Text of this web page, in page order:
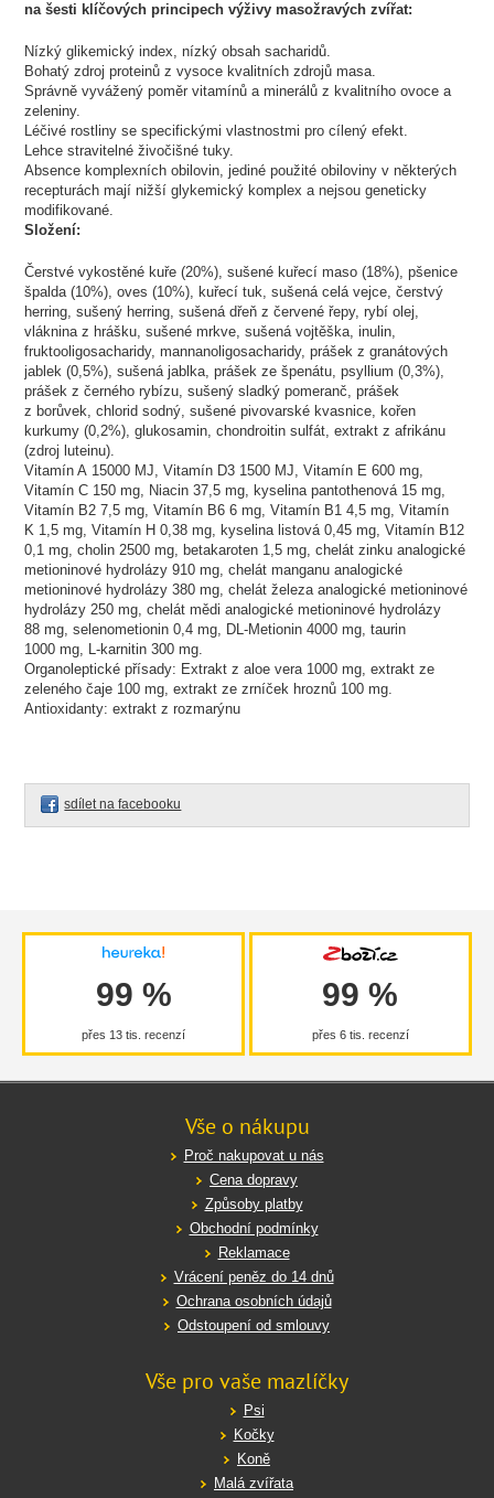
na šesti klíčových principech výživy masožravých zvířat:
Nízký glikemický index, nízký obsah sacharidů.
Bohatý zdroj proteinů z vysoce kvalitních zdrojů masa.
Správně vyvážený poměr vitamínů a minerálů z kvalitního ovoce a
zeleniny.
Léčivé rostliny se specifickými vlastnostmi pro cílený efekt.
Lehce stravitelné živočišné tuky.
Absence komplexních obilovin, jediné použité obiloviny v některých
recepturách mají nižší glykemický komplex a nejsou geneticky
modifikované.
Složení:
Čerstvé vykostěné kuře (20%), sušené kuřecí maso (18%), pšenice
špalda (10%), oves (10%), kuřecí tuk, sušená celá vejce, čerstvý
herring, sušený herring, sušená dřeň z červené řepy, rybí olej,
vláknina z hrášku, sušené mrkve, sušená vojtěška, inulin,
fruktooligosacha­ridy, mannanoligosacha­ridy, prášek z granátových
jablek (0,5%), sušená jablka, prášek ze špenátu, psyllium (0,3%),
prášek z černého rybízu, sušený sladký pomeranč, prášek
z borůvek, chlorid sodný, sušené pivovarské kvasnice, kořen
kurkumy (0,2%), glukosamin, chondroitin sulfát, extrakt z afrikánu
(zdroj luteinu).
Vitamín A 15000 MJ, Vitamín D3 1500 MJ, Vitamín E 600 mg,
Vitamín C 150 mg, Niacin 37,5 mg, kyselina pantothenová 15 mg,
Vitamín B2 7,5 mg, Vitamín B6 6 mg, Vitamín B1 4,5 mg, Vitamín
K 1,5 mg, Vitamín H 0,38 mg, kyselina listová 0,45 mg, Vitamín B12
0,1 mg, cholin 2500 mg, betakaroten 1,5 mg, chelát zinku analogické
metioninové hydrolázy 910 mg, chelát manganu analogické
metioninové hydrolázy 380 mg, chelát železa analogické metioninové
hydrolázy 250 mg, chelát mědi analogické metioninové hydrolázy
88 mg, selenometionin 0,4 mg, DL-Metionin 4000 mg, taurin
1000 mg, L-karnitin 300 mg.
Organoleptické přísady: Extrakt z aloe vera 1000 mg, extrakt ze
zeleného čaje 100 mg, extrakt ze zrníček hroznů 100 mg.
Antioxidanty: extrakt z rozmarýnu
sdílet na facebooku
99 %
přes 13 tis. recenzí
99 %
přes 6 tis. recenzí
Vše o nákupu
Proč nakupovat u nás
Cena dopravy
Způsoby platby
Obchodní podmínky
Reklamace
Vrácení peněz do 14 dnů
Ochrana osobních údajů
Odstoupení od smlouvy
Vše pro vaše mazlíčky
Psi
Kočky
Koně
Malá zvířata